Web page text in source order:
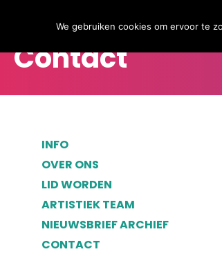
inhoud
inhoud
Contact
INFO
OVER ONS
LID WORDEN
ARTISTIEK TEAM
NIEUWSBRIEF ARCHIEF
CONTACT
We gebruiken cookies om ervoor te